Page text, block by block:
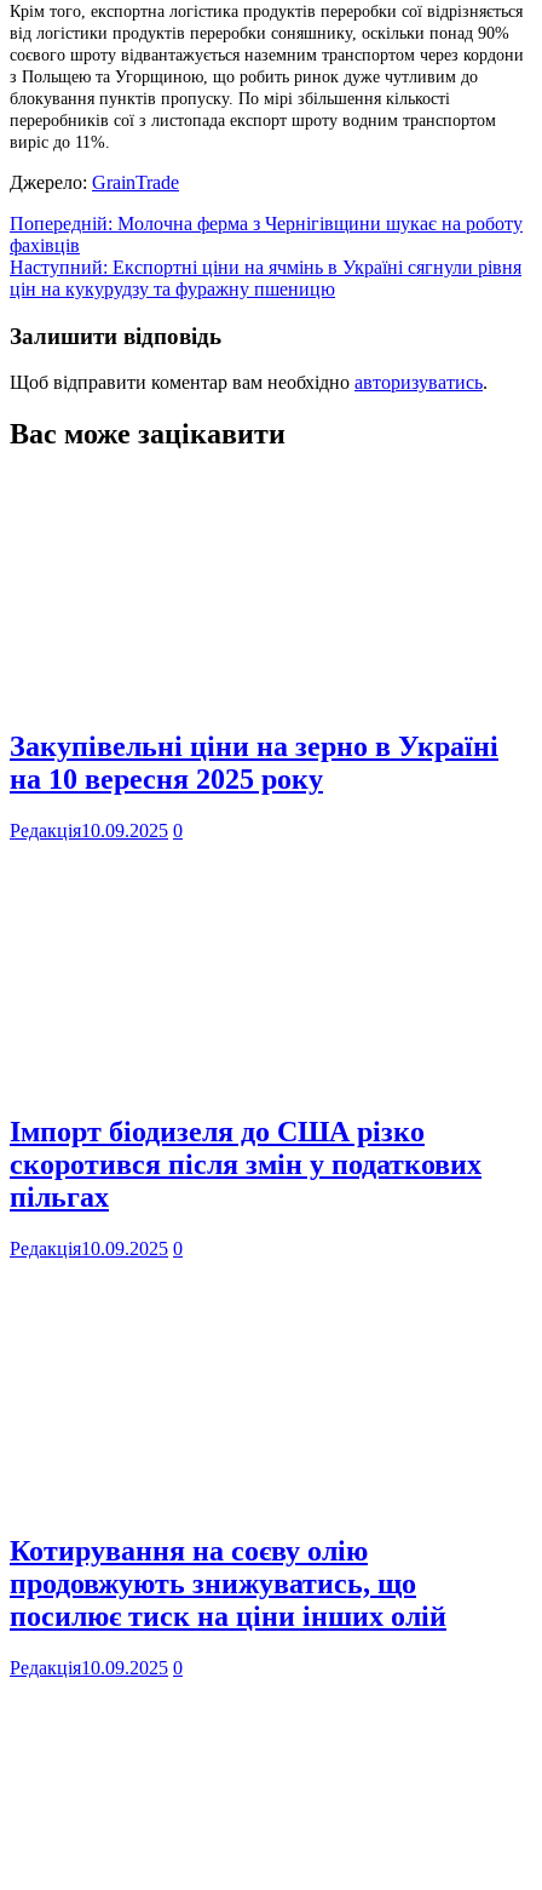
Крім того, експортна логістика продуктів переробки сої відрізняється
від логістики продуктів переробки соняшнику, оскільки понад 90%
соєвого шроту відвантажується наземним транспортом через кордони
з Польщею та Угорщиною, що робить ринок дуже чутливим до
блокування пунктів пропуску. По мірі збільшення кількості
переробників сої з листопада експорт шроту водним транспортом
виріс до 11%.
Джерело: GrainTrade
Навігація
записів
Попередній: Молочна ферма з Чернігівщини шукає на роботу
фахівців
Наступний: Експортні ціни на ячмінь в Україні сягнули рівня
цін на кукурудзу та фуражну пшеницю
Залишити відповідь
Щоб відправити коментар вам необхідно авторизуватись.
Вас може зацікавити
Закупівельні ціни на зерно в Україні
на 10 вересня 2025 року
Редакція10.09.2025 0
Імпорт біодизеля до США різко
скоротився після змін у податкових
пільгах
Редакція10.09.2025 0
Котирування на соєву олію
продовжують знижуватись, що
посилює тиск на ціни інших олій
Редакція10.09.2025 0